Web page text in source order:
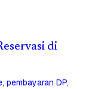
di
pembayaran DP,